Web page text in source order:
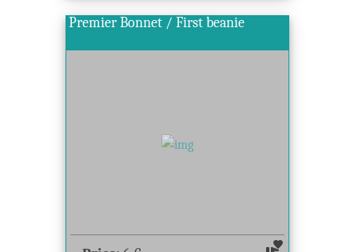
Premier Bonnet / First beanie